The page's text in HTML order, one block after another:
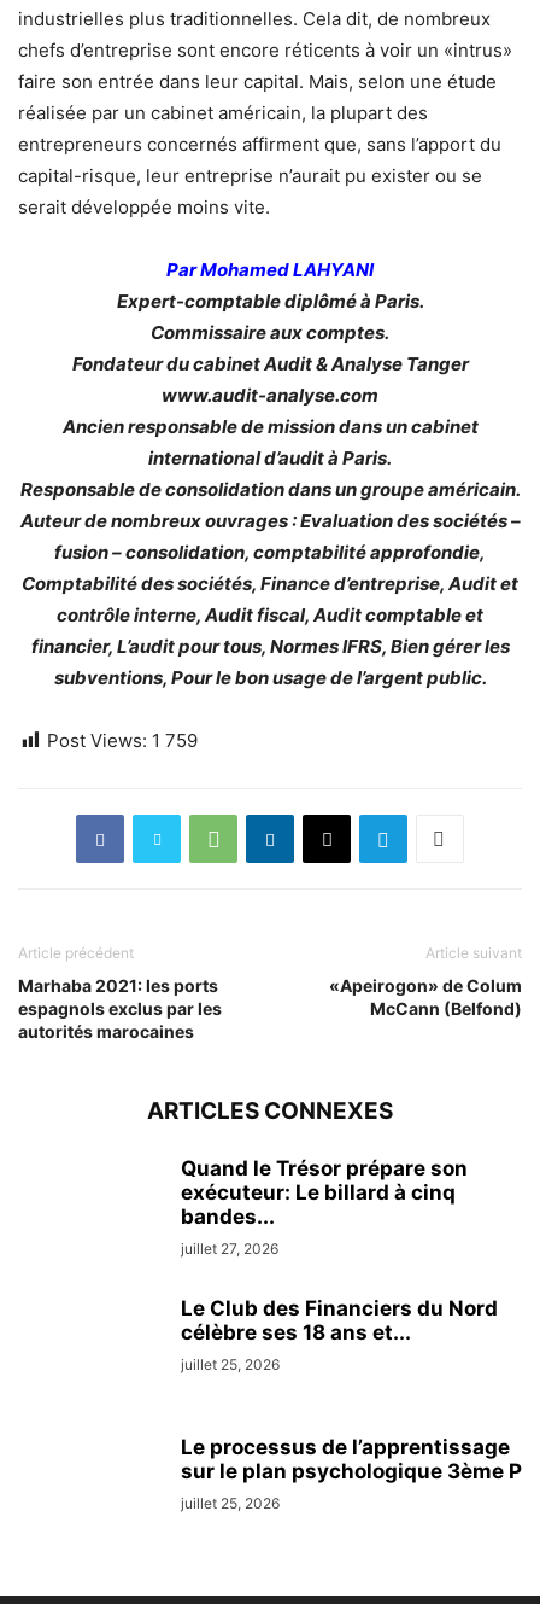
industrielles plus traditionnelles. Cela dit, de nombreux
chefs d’entreprise sont encore réticents à voir un «intrus»
faire son entrée dans leur capital. Mais, selon une étude
réalisée par un cabinet américain, la plupart des
entrepreneurs concernés affirment que, sans l’apport du
capital-risque, leur entreprise n’aurait pu exister ou se
serait développée moins vite.
Par Mohamed LAHYANI
Expert-comptable diplômé à Paris.
Commissaire aux comptes.
Fondateur du cabinet Audit & Analyse Tanger
www.audit-analyse.com
Ancien responsable de mission dans un cabinet
international d’audit à Paris.
Responsable de consolidation dans un groupe américain.
Auteur de nombreux ouvrages : Evaluation des sociétés –
fusion – consolidation, comptabilité approfondie,
Comptabilité des sociétés, Finance d’entreprise, Audit et
contrôle interne, Audit fiscal, Audit comptable et
financier, L’audit pour tous, Normes IFRS, Bien gérer les
subventions, Pour le bon usage de l’argent public.
Post Views: 1 759
Article précédent
Marhaba 2021: les ports
espagnols exclus par les
autorités marocaines
Article suivant
«Apeirogon» de Colum
McCann (Belfond)
ARTICLES CONNEXES
Quand le Trésor prépare son
exécuteur: Le billard à cinq
bandes...
juillet 27, 2026
Le Club des Financiers du Nord
célèbre ses 18 ans et...
juillet 25, 2026
Le processus de l’apprentissage
sur le plan psychologique 3ème P
juillet 25, 2026